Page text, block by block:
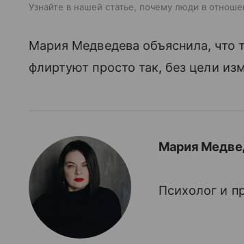
Узнайте в нашей статье, почему люди в
Мария Медведева объяснила, что
флиртуют просто так, без цели
Мария
Психолог и